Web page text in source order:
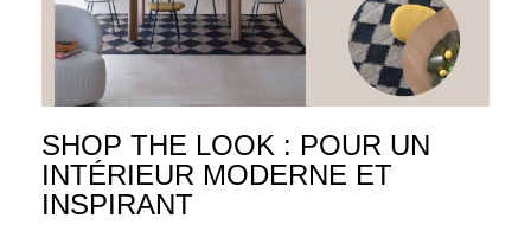
SHOP THE LOOK : POUR UN
INTÉRIEUR MODERNE ET
INSPIRANT